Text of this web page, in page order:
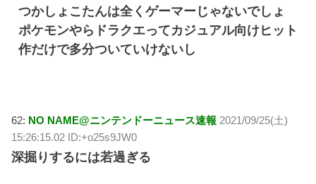
つかしょこたんは全くゲーマーじゃないでしょ
ポケモンやらドラクエってカジュアル向けヒット
作だけで多分ついていけないし
62: NO NAME@ニンテンドーニュース速報 2021/09/25(土)
15:26:15.02 ID:+o25s9JW0
深掘りするには若過ぎる